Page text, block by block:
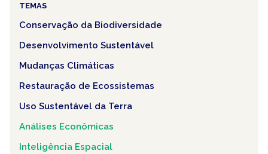
TEMAS
Conservação da Biodiversidade
Desenvolvimento Sustentável
Mudanças Climáticas
Restauração de Ecossistemas
Uso Sustentável da Terra
Análises Econômicas
Inteligência Espacial